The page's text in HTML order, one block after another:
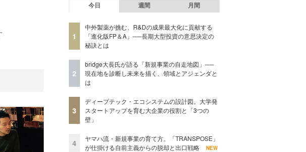
今日 週間 月間
1
中外製薬が挑む、R&Dの成果最大化に貢献する
「進化版FP＆A」──長期大型投資の意思決定の
秘訣とは
2
bridge大長氏が語る「新規事業の自走地図」──
現在地を診断し未来を描く、領域とアジェンダと
は
3
ディープテック・エコシステムの設計図。大学発
スタートアップを育む大企業の役割と「3つの
壁」
4
ヤマハ流・新規事業の育て方。「TRANSPOSE」
が仕掛ける自前主義からの脱却と出口戦略
NEW